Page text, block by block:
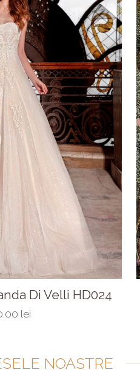
Di Velli HD024
lei
NOASTRE